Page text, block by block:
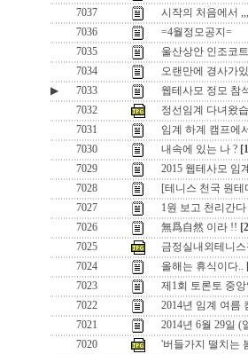
7037
시작의 처음에서 ,,,
7036
=4월정모공지=
7035
울산상안 인조코
7034
오랜만에 경사가
▶
7033
웹테사모 정모 참
7032
정선임계 다녀왔
7031
임계 하계 캠프에
7030
내속에 있는 나 ?
7029
2015 웹테사모 임
7028
[테니스 천국 원
7027
1원 보고 천리간
7026
無爲自然 이라 !!
7025
금정실내외테니
7024
올해는 휴식이다..
7023
제1회 토론토 중
7022
2014년 임계 여름
7021
2014년 6월 29일
7020
'버들가지 떨치는